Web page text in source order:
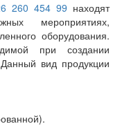
260 454 99 находят
мероприятиях,
оборудования.
при создании
вид продукции